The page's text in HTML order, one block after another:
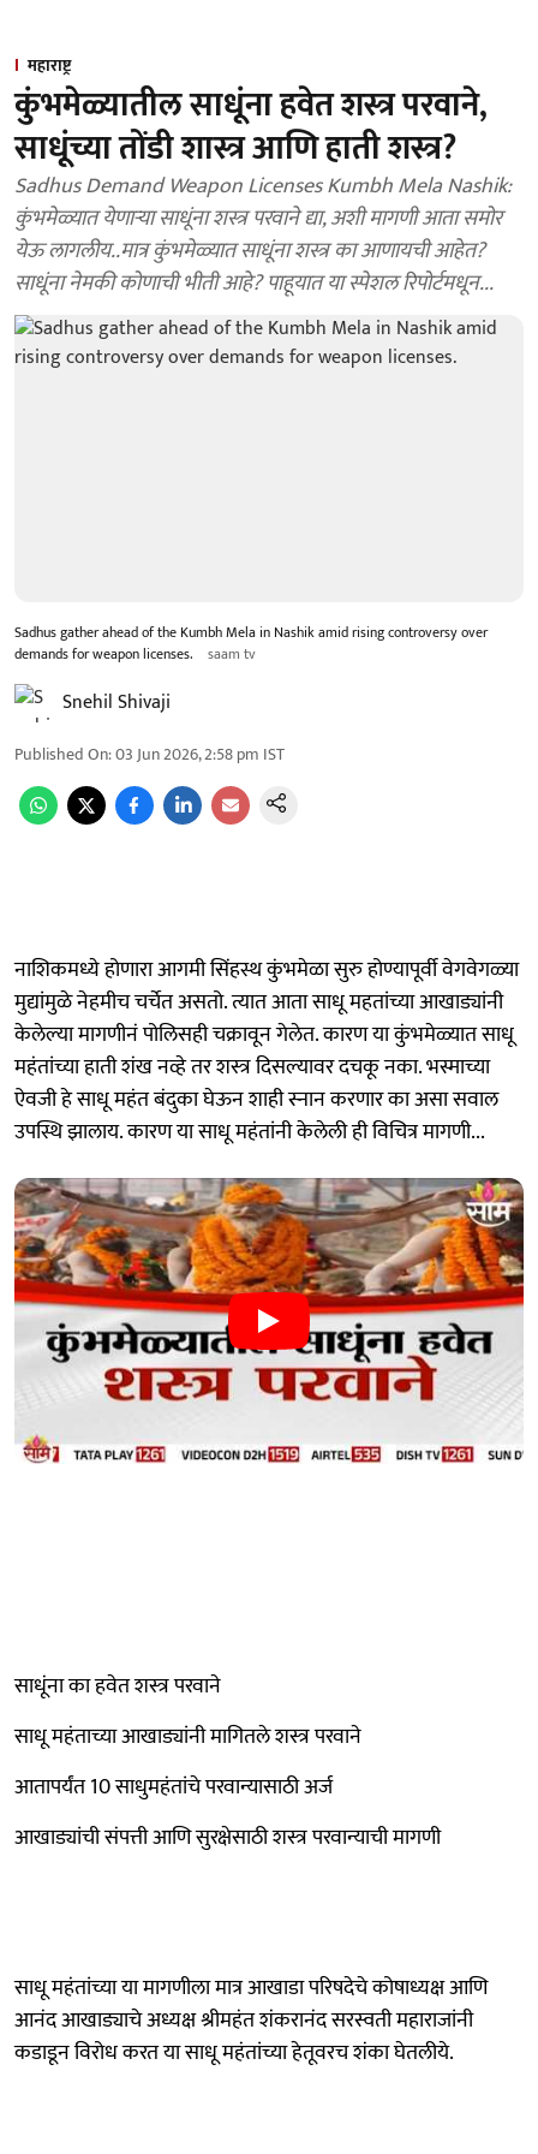
महाराष्ट्र
कुंभमेळ्यातील साधूंना हवेत शस्त्र परवाने,
साधूंच्या तोंडी शास्त्र आणि हाती शस्त्र?
Sadhus Demand Weapon Licenses Kumbh Mela Nashik:
कुंभमेळ्यात येणाऱ्या साधूंना शस्त्र परवाने द्या, अशी मागणी आता समोर
येऊ लागलीय..मात्र कुंभमेळ्यात साधूंना शस्त्र का आणायची आहेत?
साधूंना नेमकी कोणाची भीती आहे? पाहूयात या स्पेशल रिपोर्टमधून...
Sadhus gather ahead of the Kumbh Mela in Nashik amid rising controversy over
demands for weapon licenses.
saam tv
Snehil Shivaji
Published On:03 Jun 2026, 2:58 pm IST
नाशिकमध्ये होणारा आगमी सिंहस्थ कुंभमेळा सुरु होण्यापूर्वी वेगवेगळ्या
मुद्यांमुळे नेहमीच चर्चेत असतो. त्यात आता साधू महतांच्या आखाड्यांनी
केलेल्या मागणीनं पोलिसही चक्रावून गेलेत. कारण या कुंभमेळ्यात साधू
महंतांच्या हाती शंख नव्हे तर शस्त्र दिसल्यावर दचकू नका. भस्माच्या
ऐवजी हे साधू महंत बंदुका घेऊन शाही स्नान करणार का असा सवाल
उपस्थि झालाय. कारण या साधू महंतांनी केलेली ही विचित्र मागणी...
साधूंना का हवेत शस्त्र परवाने
साधू महंताच्या आखाड्यांनी मागितले शस्त्र परवाने
आतापर्यंत 10 साधुमहंतांचे परवान्यासाठी अर्ज
आखाड्यांची संपत्ती आणि सुरक्षेसाठी शस्त्र परवान्याची मागणी
साधू महंतांच्या या मागणीला मात्र आखाडा परिषदेचे कोषाध्यक्ष आणि
आनंद आखाड्याचे अध्यक्ष श्रीमहंत शंकरानंद सरस्वती महाराजांनी
कडाडून विरोध करत या साधू महंतांच्या हेतूवरच शंका घेतलीये.